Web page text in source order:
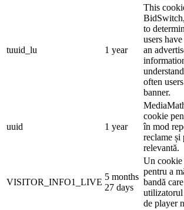
tuuid_lu 1 year
This
to
users
an
often
banner.
uuid 1 year
cookie
în mod
reclame și
relevantă.
VISITOR_INFO1_LIVE
5 months
27 days
Un cookie
pentru a
bandă
utilizatorul
de player